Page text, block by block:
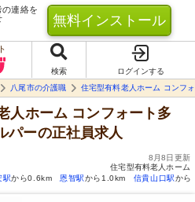
の連絡を
無料インストール
検索
ログインする
八尾市の介護職 住宅型有料老人ホーム コンフ
人ホーム コンフォート多
パーの正社員求人
8月8日更新
住宅型有料老人ホーム
駅から0.6km 恩智駅から1.0km 信貴山口駅から